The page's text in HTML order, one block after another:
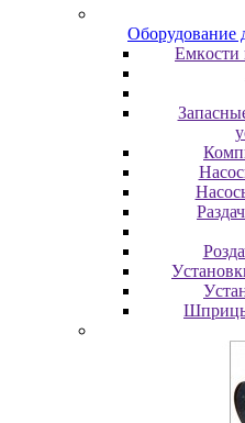
Oбopудoвaниe
Eмкocти
Шпpицы